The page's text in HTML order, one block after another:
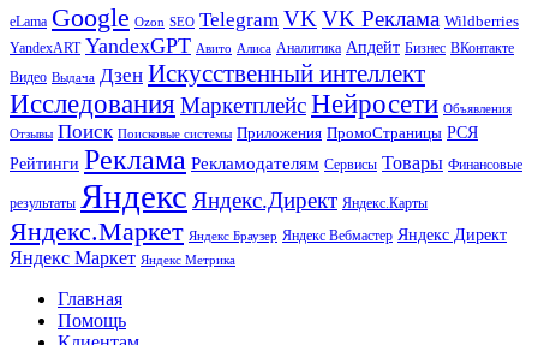
eLama Google Ozon SEO Telegram VKVK Реклама Wildberries
YandexART YandexGPT Авито Алиса Аналитика Апдейт Бизнес ВКонтакте
Видео Выдача Дзен Искусственный интеллект
Исследования МаркетплейсНейросети Объявления
Отзывы Поиск Поисковые системы Приложения ПромоСтраницы РСЯ
Рейтинги Реклама Рекламодателям Сервисы Товары Финансовые
результаты Яндекс Яндекс.Директ Яндекс.Карты
Яндекс.Маркет Яндекс Браузер Яндекс Вебмастер Яндекс Директ
Яндекс Маркет Яндекс Метрика
Главная
Помощь